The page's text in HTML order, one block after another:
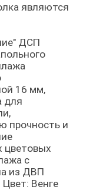
являются
ДСП
16 мм,
для
прочность и
цветовых
с
из ДВП
Венге